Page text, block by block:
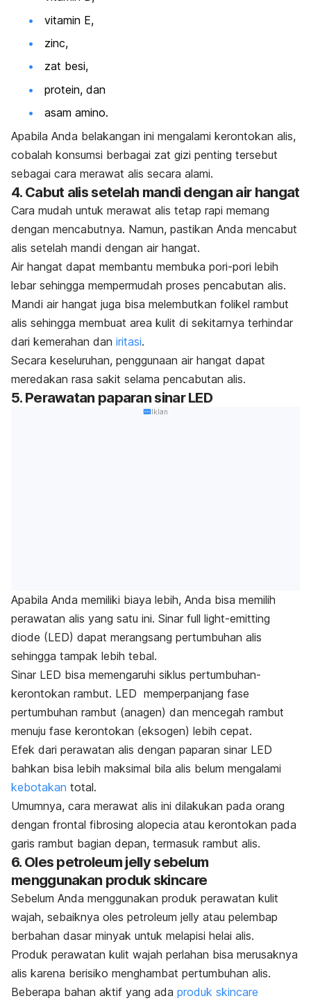
vitamin E,
zinc,
zat besi,
protein, dan
asam amino.
Apabila Anda belakangan ini mengalami kerontokan alis,
cobalah konsumsi berbagai zat gizi penting tersebut
sebagai cara merawat alis secara alami.
4. Cabut alis setelah mandi dengan air hangat
Cara mudah untuk merawat alis tetap rapi memang
dengan mencabutnya. Namun, pastikan Anda mencabut
alis setelah mandi dengan air hangat.
Air hangat dapat membantu membuka pori-pori lebih
lebar sehingga mempermudah proses pencabutan alis.
Mandi air hangat juga bisa melembutkan folikel rambut
alis sehingga membuat area kulit di sekitarnya terhindar
dari kemerahan dan iritasi.
Secara keseluruhan, penggunaan air hangat dapat
meredakan rasa sakit selama pencabutan alis.
5. Perawatan paparan sinar LED
Iklan
Apabila Anda memiliki biaya lebih, Anda bisa memilih
perawatan alis yang satu ini. Sinar full light-emitting
diode (LED) dapat merangsang pertumbuhan alis
sehingga tampak lebih tebal.
Sinar LED bisa memengaruhi siklus pertumbuhan-
kerontokan rambut. LED memperpanjang fase
pertumbuhan rambut (anagen) dan mencegah rambut
menuju fase kerontokan (eksogen) lebih cepat.
Efek dari perawatan alis dengan paparan sinar LED
bahkan bisa lebih maksimal bila alis belum mengalami
kebotakan total.
Umumnya, cara merawat alis ini dilakukan pada orang
dengan frontal fibrosing alopecia atau kerontokan pada
garis rambut bagian depan, termasuk rambut alis.
6. Oles petroleum jellysebelum
menggunakan produkskincare
Sebelum Anda menggunakan produk perawatan kulit
wajah, sebaiknya oles petroleum jelly atau pelembap
berbahan dasar minyak untuk melapisi helai alis.
Produk perawatan kulit wajah perlahan bisa merusaknya
alis karena berisiko menghambat pertumbuhan alis.
Beberapa bahan aktif yang ada produk skincare